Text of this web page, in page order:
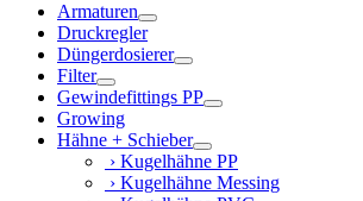
Armaturen
Druckregler
Düngerdosierer
Filter
Gewindefittings PP
Growing
Hähne + Schieber
› Kugelhähne PP
› Kugelhähne Messing